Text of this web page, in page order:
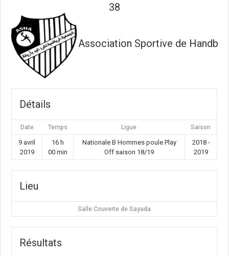
38
Association Sportive de Handball
Détails
Date Temps Ligue Saison
9 avril
2019
16 h
00 min
Nationale B Hommes poule Play
Off saison 18/19
2018 -
2019
Lieu
Salle Couverte de Sayada
Résultats